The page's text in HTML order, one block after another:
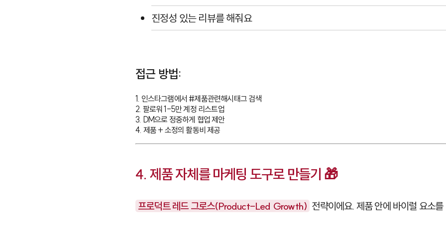
진정성 있는 리뷰를 해줘요
접근 방법:
1. 인스타그램에서 #제품관련해시태그 검색
2. 팔로워 1-5만 계정 리스트업
3. DM으로 정중하게 협업 제안
4. 제품 + 소정의 활동비 제공
4. 제품 자체를 마케팅 도구로 만들기 🎁
프로덕트 레드 그로스(Product-Led Growth) 전략이에요. 제품 안에 바이럴 요소